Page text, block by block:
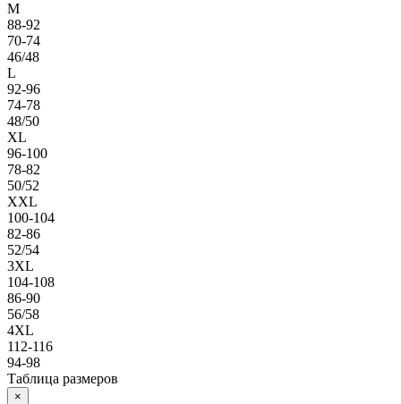
M
88-92
70-74
46/48
L
92-96
74-78
48/50
XL
96-100
78-82
50/52
XXL
100-104
82-86
52/54
3XL
104-108
86-90
56/58
4XL
112-116
94-98
Таблица размеров
×